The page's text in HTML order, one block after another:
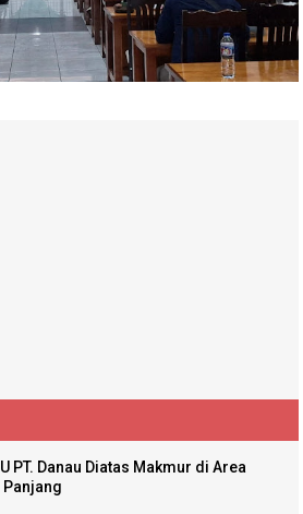
PT. Danau Diatas Makmur di Area